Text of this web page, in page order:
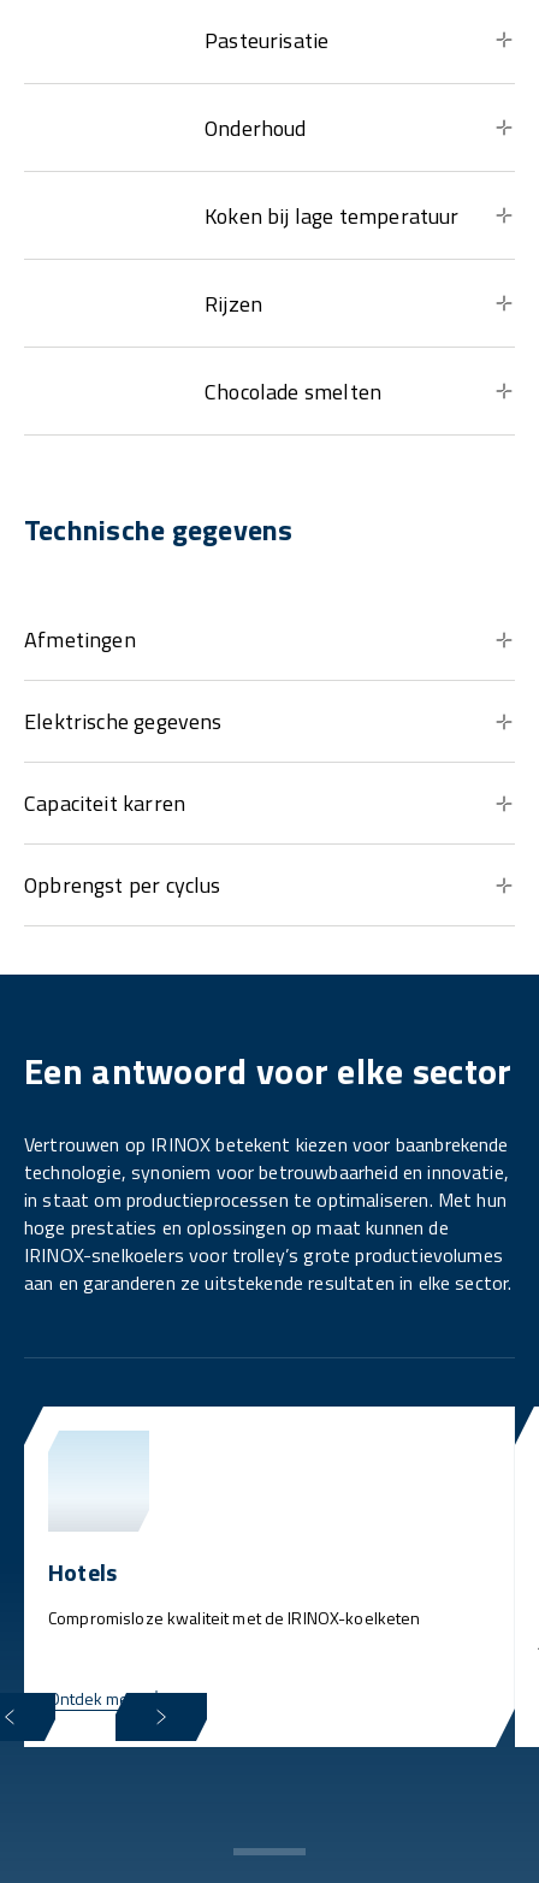
Pasteurisatie
Onderhoud
Koken bij lage temperatuur
Rijzen
Chocolade smelten
Technische gegevens
Afmetingen
Elektrische gegevens
Capaciteit karren
Opbrengst per cyclus
Een antwoord voor elke sector
Vertrouwen op IRINOX betekent kiezen voor baanbrekende
technologie, synoniem voor betrouwbaarheid en innovatie,
in staat om productieprocessen te optimaliseren. Met hun
hoge prestaties en oplossingen op maat kunnen de
IRINOX-snelkoelers voor trolley’s grote productievolumes
aan en garanderen ze uitstekende resultaten in elke sector.
Hotels
Compromisloze kwaliteit met de IRINOX-koelketen
Ontdek meer